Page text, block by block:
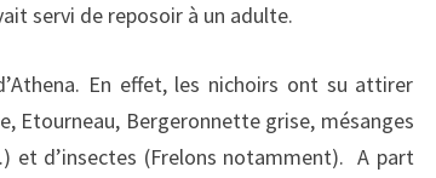
servi de reposoir à un adulte.
En effet, les nichoirs ont su attirer
Etourneau, Bergeronnette grise, mésanges
d’insectes (Frelons notamment). A part